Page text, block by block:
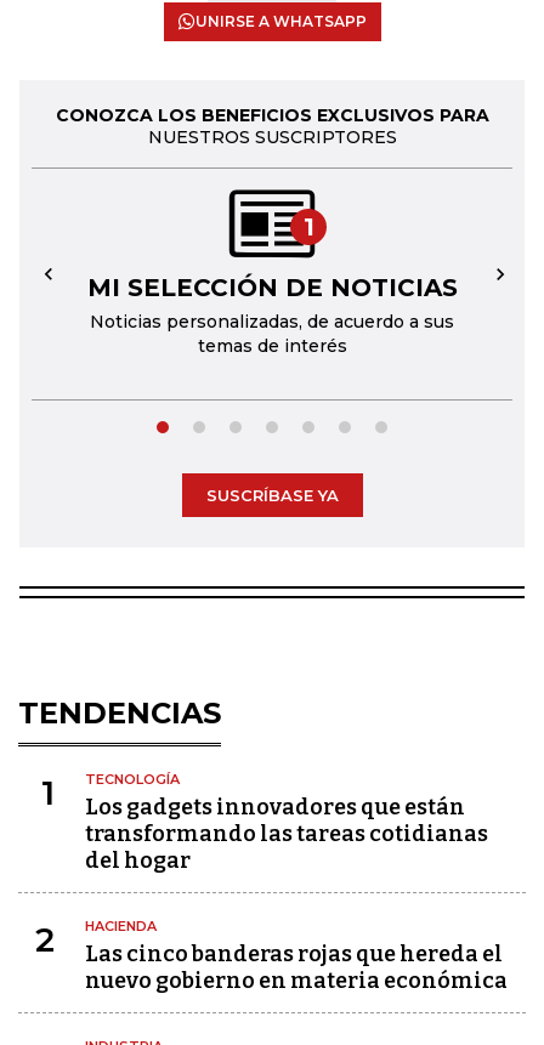
UNIRSE A WHATSAPP
CONOZCA LOS BENEFICIOS EXCLUSIVOS PARA
NUESTROS SUSCRIPTORES
1
MI SELECCIÓN DE NOTICIAS
Noticias personalizadas, de acuerdo a sus
temas de interés
← →
SUSCRÍBASE YA
TENDENCIAS
1 TECNOLOGÍA
Los gadgets innovadores que están
transformando las tareas cotidianas
del hogar
2 HACIENDA
Las cinco banderas rojas que hereda el
nuevo gobierno en materia económica